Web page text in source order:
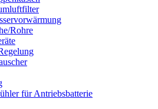
Rohre
für Antriebsbatterie